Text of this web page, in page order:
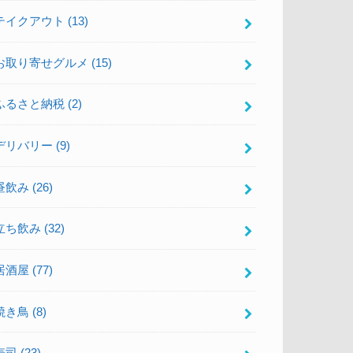
イクアウト (13)
取り寄せグルメ (15)
るさと納税 (2)
リバリー (9)
飲み (26)
ち飲み (32)
酒屋 (77)
き鳥 (8)